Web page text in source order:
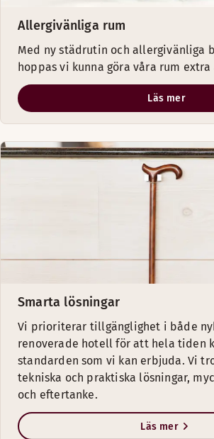
Allergivänliga rum
Med ny städrutin och allergivänliga
hoppas vi kunna göra våra rum
Läs mer
Smarta lösningar
Vi prioriterar tillgänglighet i både
renoverade hotell för att hela tiden
standarden som vi kan erbjuda. Vi
tekniska och praktiska lösningar,
och eftertanke.
Läs mer